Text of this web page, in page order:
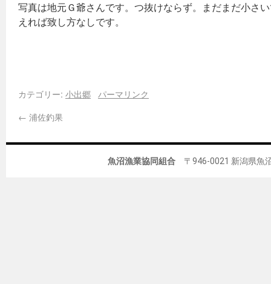
写真は地元Ｇ爺さんです。つ抜けならず。まだまだ小さ
えれば致し方なしです。
カテゴリー: 小出郷
パーマリンク
← 浦佐釣果
魚沼漁業協同組合 〒946-0021 新潟県魚